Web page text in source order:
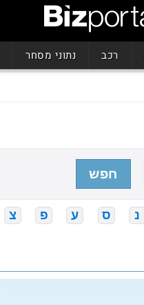
רכב נתוני מסחר
חפש
נ ס ע פ צ